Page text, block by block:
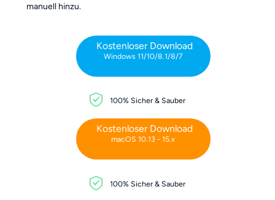
manuell hinzu.
Kostenloser Download
Windows 11/10/8.1/8/7
100% Sicher & Sauber
Kostenloser Download
macOS 10.13 - 15.x
100% Sicher & Sauber